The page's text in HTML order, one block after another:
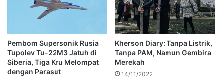
Pembom Supersonik Rusia
Tupolev Tu-22M3 Jatuh di
Siberia, Tiga Kru Melompat
dengan Parasut
Kherson Diary: Tanpa Listrik,
Tanpa PAM, Namun Gembira
Merekah
14/11/2022